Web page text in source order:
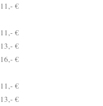
11,- €
11,- €
13,- €
16,- €
11,- €
13,- €